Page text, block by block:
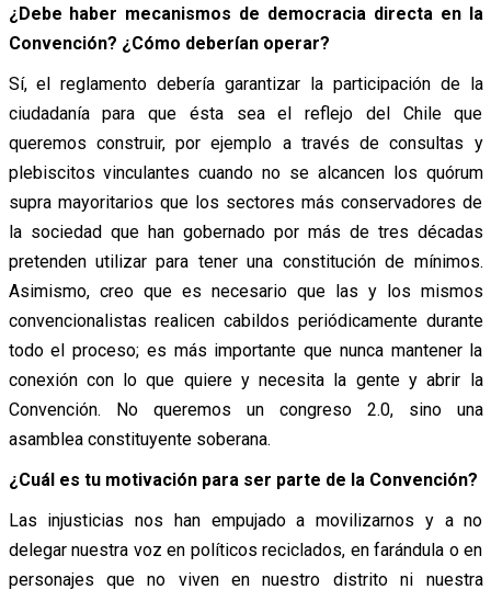
¿Debe haber mecanismos de democracia directa en la
Convención? ¿Cómo deberían operar?
Sí, el reglamento debería garantizar la participación de la
ciudadanía para que ésta sea el reflejo del Chile que
queremos construir, por ejemplo a través de consultas y
plebiscitos vinculantes cuando no se alcancen los quórum
supra mayoritarios que los sectores más conservadores de
la sociedad que han gobernado por más de tres décadas
pretenden utilizar para tener una constitución de mínimos.
Asimismo, creo que es necesario que las y los mismos
convencionalistas realicen cabildos periódicamente durante
todo el proceso; es más importante que nunca mantener la
conexión con lo que quiere y necesita la gente y abrir la
Convención. No queremos un congreso 2.0, sino una
asamblea constituyente soberana.
¿Cuál es tu motivación para ser parte de la Convención?
Las injusticias nos han empujado a movilizarnos y a no
delegar nuestra voz en políticos reciclados, en farándula o en
personajes que no viven en nuestro distrito ni nuestra